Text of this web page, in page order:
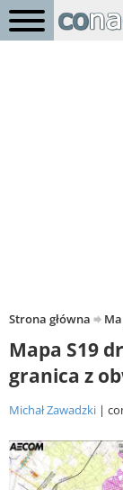
Strona główna
Mapa S19
granica z
Michał Zawadzki